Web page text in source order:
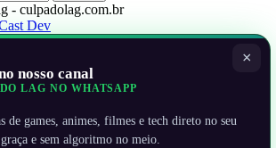
- culpadolag.com.br
Dev
×
nosso canal
LAG NO WHATSAPP
de games, animes, filmes e tech direto no seu
e sem algoritmo no meio.